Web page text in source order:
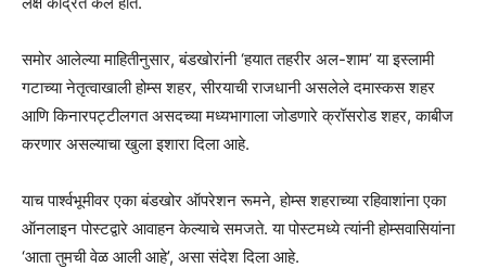
समोर आलेल्या माहितीनुसार, बंडखोरांनी ‘हयात तहरीर अल-शाम’ या इस्लामी
गटाच्या नेतृत्वाखाली होम्स शहर, सीरयाची राजधानी असलेले दमास्कस शहर
आणि किनारपट्टीलगत असदच्या मध्यभागाला जोडणारे क्रॉसरोड शहर, काबीज
करणार असल्याचा खुला इशारा दिला आहे.
याच पार्श्वभूमीवर एका बंडखोर ऑपरेशन रूमने, होम्स शहराच्या रहिवाशांना एका
ऑनलाइन पोस्टद्वारे आवाहन केल्याचे समजते. या पोस्टमध्ये त्यांनी होम्सवासियांना
‘आता तुमची वेळ आली आहे’, असा संदेश दिला आहे.